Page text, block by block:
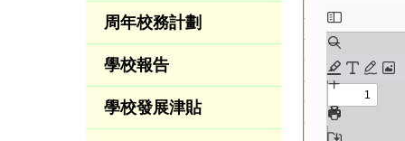
周年校務計劃
學校報告
學校發展津貼